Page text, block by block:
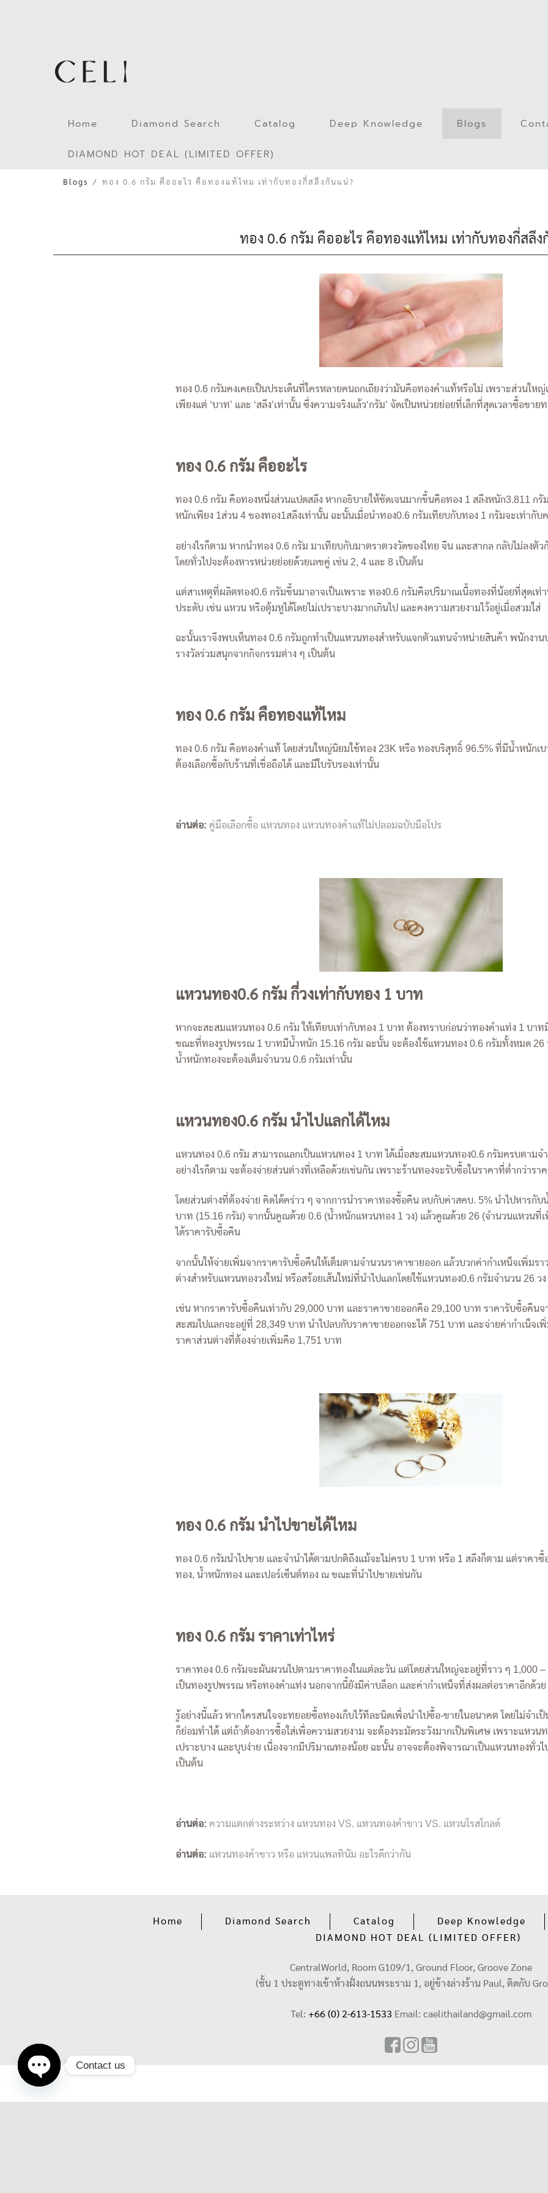
Home Diamond Search Catalog Deep Knowledge Blogs
DIAMOND HOT DEAL (LIMITED OFFER)
Blogs ทอง 0.6 กรัม คืออะไร คือทองแท้ไหม เท่ากับทองกี่สลึงกันแน่?
ทอง 0.6 กรัม คืออะไร คือทองแท้ไหม เท่ากับทองกี่สลึง
ทอง 0.6 กรัมคงเคยเป็นประเด็นที่ใครหลายคนถกเถียงว่ามันคือทองคำแท้หรือไม่ เพราะส่วนให
เพียงแต่ ‘บาท’ และ ‘สลึง’เท่านั้น ซึ่งความจริงแล้ว‘กรัม’ จัดเป็นหน่วยย่อยที่เล็กที่สุดเวลาซื้อขาย
ทอง 0.6 กรัม คืออะไร
ทอง 0.6 กรัม คือทองหนึ่งส่วนแปดสลึง หากอธิบายให้ชัดเจนมากขึ้นคือทอง 1 สลึงหนัก3.811 ก
หนักเพียง 1ส่วน 4 ของทอง1สลึงเท่านั้น ฉะนั้นเมื่อนำทอง0.6 กรัมเทียบกับทอง 1 กรัมจะเท่ากับค
อย่างไรก็ตาม หากนำทอง 0.6 กรัม มาเทียบกับมาตราตวงวัดของไทย จีน และสากล กลับไม่ลงตัว
โดยทั่วไปจะต้องหารหน่วยย่อยด้วยเลขคู่ เช่น 2, 4 และ 8 เป็นต้น
แต่สาเหตุที่ผลิตทอง0.6 กรัมขึ้นมาอาจเป็นเพราะ ทอง0.6 กรัมคือปริมาณเนื้อทองที่น้อยที่สุดเท่
ประดับ เช่น แหวน หรือตุ้มหูได้โดยไม่เปราะบางมากเกินไป และคงความสวยงามไว้อยู่เมื่อสวมใส่
ฉะนั้นเราจึงพบเห็นทอง 0.6 กรัมถูกทำเป็นแหวนทองสำหรับแจกตัวแทนจำหน่ายสินค้า พนักงาน
รางวัลร่วมสนุกจากกิจกรรมต่าง ๆ เป็นต้น
ทอง 0.6 กรัม คือทองแท้ไหม
ทอง 0.6 กรัม คือทองคำแท้ โดยส่วนใหญ่นิยมใช้ทอง 23K หรือ ทองบริสุทธิ์ 96.5% ที่มีน้ำหนักเบ
ต้องเลือกซื้อกับร้านที่เชื่อถือได้ และมีใบรับรองเท่านั้น
อ่านต่อ: คู่มือเลือกซื้อ แหวนทอง แหวนทองคำแท้ไม่ปลอมฉบับมือโปร
แหวนทอง0.6 กรัม กี่วงเท่ากับทอง 1 บาท
หากจะสะสมแหวนทอง 0.6 กรัม ให้เทียบเท่ากับทอง 1 บาท ต้องทราบก่อนว่าทองคำแท่ง 1 บา
ขณะที่ทองรูปพรรณ 1 บาทมีน้ำหนัก 15.16 กรัม ฉะนั้น จะต้องใช้แหวนทอง 0.6 กรัมทั้งหมด 26
น้ำหนักทองจะต้องเต็มจำนวน 0.6 กรัมเท่านั้น
แหวนทอง0.6 กรัม นำไปแลกได้ไหม
แหวนทอง 0.6 กรัม สามารถแลกเป็นแหวนทอง 1 บาท ได้เมื่อสะสมแหวนทอง0.6 กรัมครบตาม
อย่างไรก็ตาม จะต้องจ่ายส่วนต่างที่เหลือด้วยเช่นกัน เพราะร้านทองจะรับซื้อในราคาที่ต่ำกว่ารา
โดยส่วนต่างที่ต้องจ่าย คิดได้คร่าว ๆ จากการนำราคาทองซื้อคืน ลบกับค่าสคบ. 5% นำไปหารกั
บาท (15.16 กรัม) จากนั้นคูณด้วย 0.6 (น้ำหนักแหวนทอง 1 วง) แล้วคูณด้วย 26 (จำนวนแหวนที่
ได้ราคารับซื้อคืน
จากนั้นให้จ่ายเพิ่มจากราคารับซื้อคืนให้เต็มตามจำนวนราคาขายออก แล้วบวกค่ากำเหน็จเพิ่มร
ต่างสำหรับแหวนทองวงใหม่ หรือสร้อยเส้นใหม่ที่นำไปแลกโดยใช้แหวนทอง0.6 กรัมจำนวน 26 วง
เช่น หากราคารับซื้อคืนเท่ากับ 29,000 บาท และราคาขายออกคือ 29,100 บาท ราคารับซื้อคืน
สะสมไปแลกจะอยู่ที่ 28,349 บาท นำไปลบกับราคาขายออกจะได้ 751 บาท และจ่ายค่ากำเน็จเ
ราคาส่วนต่างที่ต้องจ่ายเพิ่มคือ 1,751 บาท
ทอง 0.6 กรัม นำไปขายได้ไหม
ทอง 0.6 กรัมนำไปขาย และจำนำได้ตามปกติถึงแม้จะไม่ครบ 1 บาท หรือ 1 สลึงก็ตาม แต่ราคา
ทอง, น้ำหนักทอง และเปอร์เซ็นต์ทอง ณ ขณะที่นำไปขายเช่นกัน
ทอง 0.6 กรัม ราคาเท่าไหร่
ราคาทอง 0.6 กรัมจะผันผวนไปตามราคาทองในแต่ละวัน แต่โดยส่วนใหญ่จะอยู่ที่ราว ๆ 1,000
เป็นทองรูปพรรณ หรือทองคำแท่ง นอกจากนี้ยังมีค่าบล็อก และค่ากำเหน็จที่ส่งผลต่อราคาอีกด้วย
รู้อย่างนี้แล้ว หากใครสนใจจะทยอยซื้อทองเก็บไว้ทีละนิดเพื่อนำไปซื้อ-ขายในอนาคต โดยไม่จำเ
ก็ย่อมทำได้ แต่ถ้าต้องการซื้อใส่เพื่อความสวยงาม จะต้องระมัดระวังมากเป็นพิเศษ เพราะแหวน
เปราะบาง และบุบง่าย เนื่องจากมีปริมาณทองน้อย ฉะนั้น อาจจะต้องพิจารณาเป็นแหวนทองทั่ว
เป็นต้น
อ่านต่อ: ความแตกต่างระหว่าง แหวนทอง VS. แหวนทองคำขาว VS. แหวนโรสโกลด์
อ่านต่อ: แหวนทองคำขาว หรือ แหวนแพลทินัม อะไรดีกว่ากัน
Home Diamond Search Catalog Deep Knowledge
DIAMOND HOT DEAL (LIMITED OFFER)
CentralWorld, Room G109/1, Ground Floor, Groove Zone
(ชั้น 1 ประตูทางเข้าห้างฝั่งถนนพระราม 1, อยู่ข้างล่างร้าน Paul, ติดกับ
Tel: +66 (0) 2-613-1533 Email: caelithailand@gmail.com
Contact us
Open
chaty